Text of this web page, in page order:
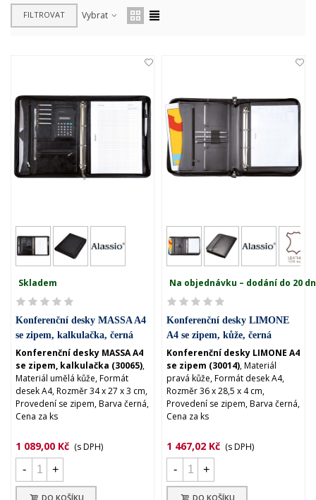
FILTROVAT Vybrat
Skladem
Konferenční desky MASSA A4
se zipem, kalkulačka, černá
(30065)
Konferenční desky MASSA A4
se zipem, kalkulačka (30065),
Materiál umělá kůže, Formát
desek A4, Rozměr 34 x 27 x 3 cm,
Provedení se zipem, Barva černá,
Cena za ks
1 089,00 Kč (s DPH)
-
+
DO KOŠÍKU
Na objednávku – dodání do 20
Konferenční desky LIMONE
A4 se zipem, kůže, černá
(30014)
Konferenční desky LIMONE A4
se zipem (30014), Materiál
pravá kůže, Formát desek A4,
Rozměr 36 x 28,5 x 4 cm,
Provedení se zipem, Barva černá,
Cena za ks
1 467,02 Kč (s DPH)
-
+
DO KOŠÍKU